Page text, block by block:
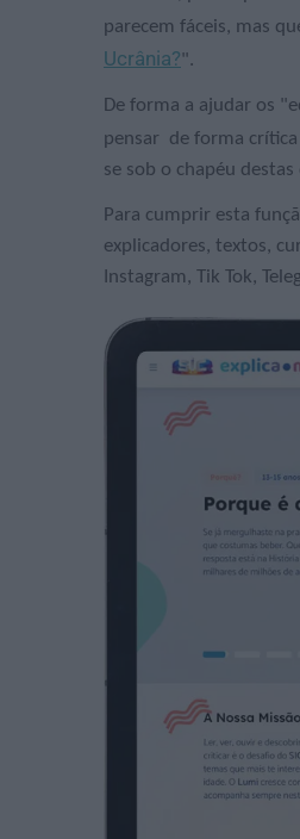
parecem fáceis, mas
Ucrânia?".
De forma a ajudar os
pensar de forma
se sob o chapéu
Para cumprir esta
explicadores, textos,
Instagram, Tik Tok,